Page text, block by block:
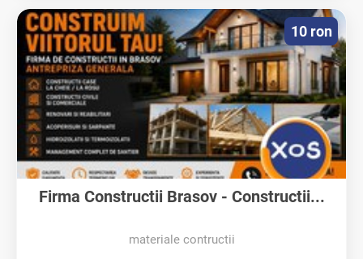
Firma Constructii Brasov - Constructii...
materiale contructii
10 ron